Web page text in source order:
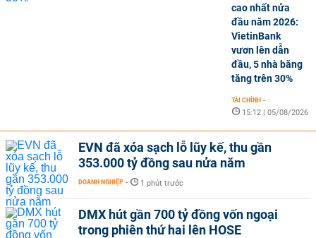
cao nhất nửa
đầu năm 2026:
VietinBank
vươn lên dẫn
đầu, 5 nhà băng
tăng trên 30%
TÀI CHÍNH -
15:12 | 05/08/2026
EVN đã xóa sạch lỗ lũy kế, thu gần
353.000 tỷ đồng sau nửa năm
DOANH NGHIỆP - 1 phút trước
DMX hút gần 700 tỷ đồng vốn ngoại
trong phiên thứ hai lên HOSE